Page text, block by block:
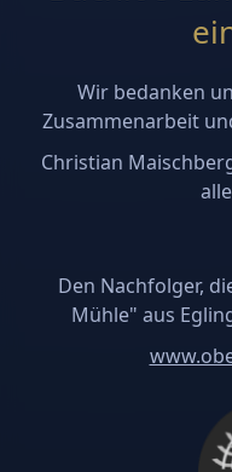
Wir bedanken
Zusammenarbeit
Christian
Den Nachfolger,
Mühle" aus